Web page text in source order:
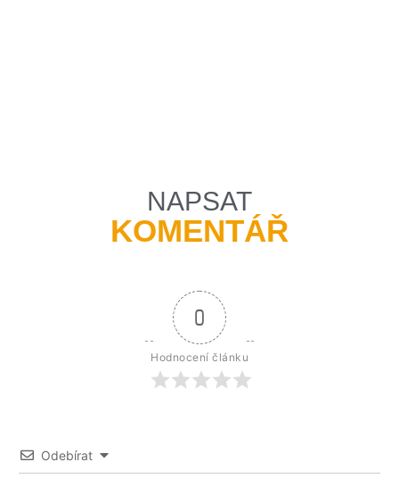
NAPSAT
KOMENTÁŘ
0
Hodnocení článku
Odebírat